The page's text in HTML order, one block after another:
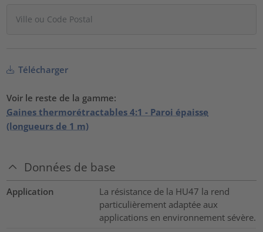
Télécharger
Voir le reste de la gamme:
Gaines thermorétractables 4:1 - Paroi épaisse
(longueurs de 1 m)
Données de base
Application
La résistance de la HU47 la rend
particulièrement adaptée aux
applications en environnement sévère.